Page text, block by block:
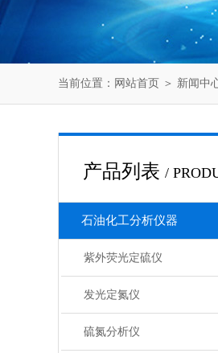
当前位置： 网站首页 ＞ 新闻中
产品列表 /
石油化工分析仪器
紫外荧光定硫仪
发光定氮仪
硫氮分析仪